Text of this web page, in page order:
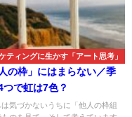
ティングに生かす「アート思考」
人の枠」にはまらない／季
つで虹は7色？
気づかないうちに「他人の枠組